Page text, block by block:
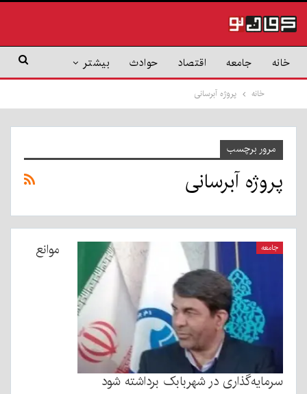
خانه جامعه اقتصاد حوادث بیشتر
خانه پروژه آبرسانی
مرور برچسب
پروژه آبرسانی
جامعه موانع
سرمایه‌گذاری در شهربابک برداشته شود